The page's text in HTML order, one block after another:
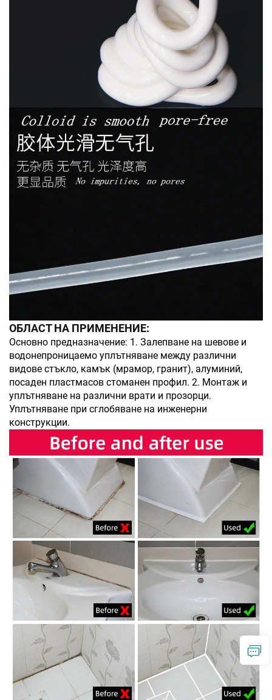
ОБЛАСТ НА ПРИМЕНЕНИЕ:
Основно предназначение: 1. Залепване на шевове и
водонепроницаемо уплътняване между различни
видове стъкло, камък (мрамор, гранит), алуминий,
посаден пластмасов стоманен профил. 2. Монтаж и
уплътняване на различни врати и прозорци.
Уплътняване при сглобяване на инженерни
конструкции.